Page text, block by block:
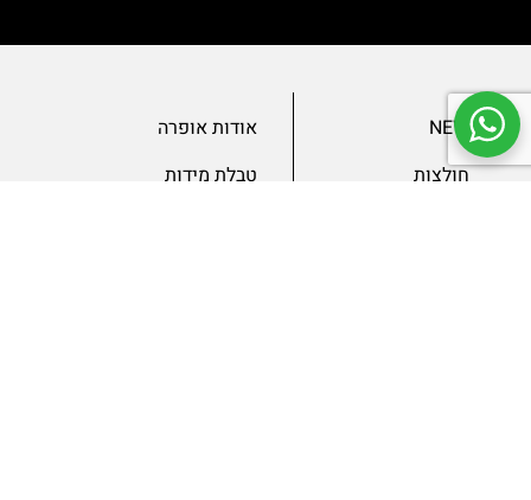
NEW
חולצות
אודות אופרה
טבלת מידות